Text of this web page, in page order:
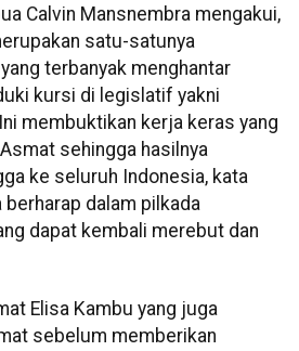
Calvin Mansnembra mengakui,
satu-satunya
terbanyak menghantar
kursi di legislatif yakni
membuktikan kerja keras yang
sehingga hasilnya
ke seluruh Indonesia, kata
dalam pilkada
dapat kembali merebut dan
Elisa Kambu yang juga
sebelum memberikan